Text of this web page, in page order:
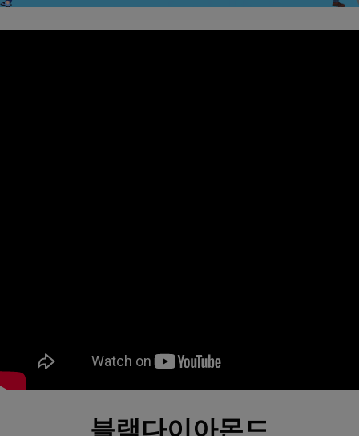
블랙다이아몬드